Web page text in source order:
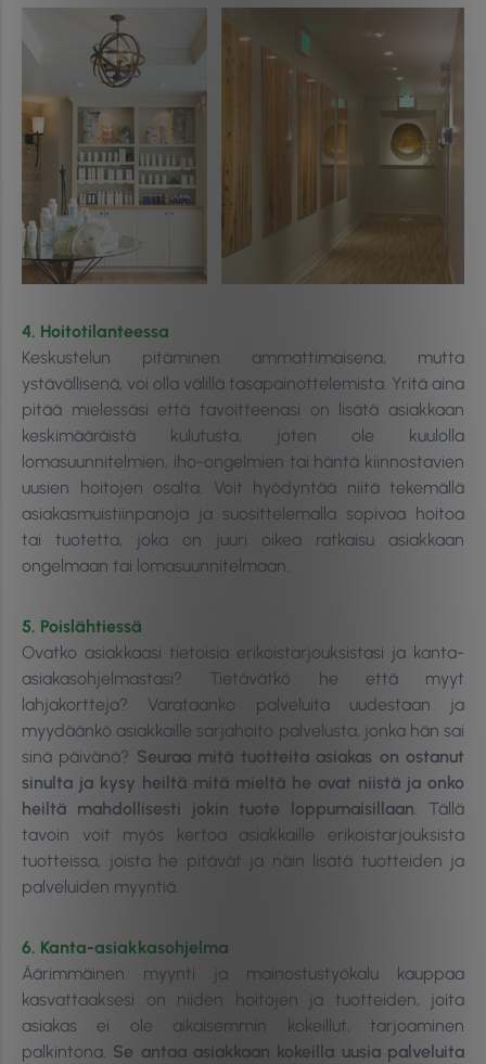
4. Hoitotilanteessa
Keskustelun pitäminen ammattimaisena, mutta
ystävällisenä, voi olla välillä tasapainottelemista. Yritä aina
pitää mielessäsi että tavoitteenasi on lisätä asiakkaan
keskimääräistä kulutusta, joten ole kuulolla
lomasuunnitelmien, iho-ongelmien tai häntä kiinnostavien
uusien hoitojen osalta. Voit hyödyntää niitä tekemällä
asiakasmuistiinpanoja ja suosittelemalla sopivaa hoitoa
tai tuotetta, joka on juuri oikea ratkaisu asiakkaan
ongelmaan tai lomasuunnitelmaan.
5. Poislähtiessä
Ovatko asiakkaasi tietoisia erikoistarjouksistasi ja kanta-
asiakasohjelmastasi? Tietävätkö he että myyt
lahjakortteja? Varataanko palveluita uudestaan ja
myydäänkö asiakkaille sarjahoito palvelusta, jonka hän sai
sinä päivänä? Seuraa mitä tuotteita asiakas on ostanut
sinulta ja kysy heiltä mitä mieltä he ovat niistä ja onko
heiltä mahdollisesti jokin tuote loppumaisillaan. Tällä
tavoin voit myös kertoa asiakkaille erikoistarjouksista
tuotteissa, joista he pitävät ja näin lisätä tuotteiden ja
palveluiden myyntiä.
6. Kanta-asiakkasohjelma
Äärimmäinen myynti ja mainostustyökalu kauppaa
kasvattaaksesi on niiden hoitojen ja tuotteiden, joita
asiakas ei ole aikaisemmin kokeillut, tarjoaminen
palkintona. Se antaa asiakkaan kokeilla uusia palveluita